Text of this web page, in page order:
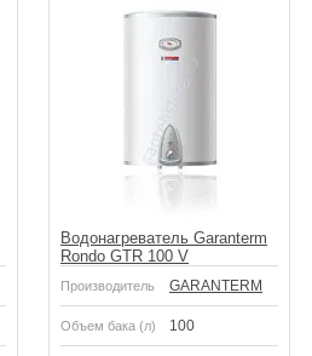
Водонагреватель Garanterm
Rondo GTR 100 V
Производитель GARANTERM
Объем бака (л) 100